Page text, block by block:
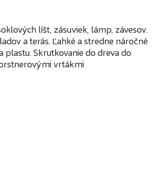
líšt, zásuviek, lámp, závesov.
a terás. Ľahké a stredne náročné
plastu. Skrutkovanie do dreva do
vrtákmi